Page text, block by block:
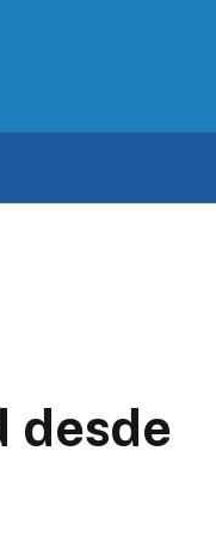
desde